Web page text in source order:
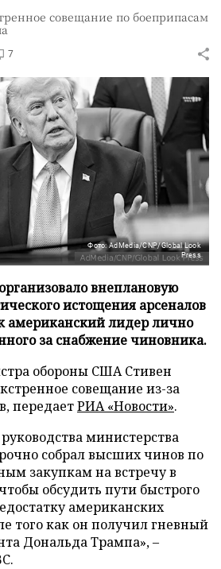
совещание по боеприпасам
7
Фото: AdMedia/CNP/Global Look
Press
внеплановую
истощения арсеналов
американский лидер лично
за снабжение чиновника.
обороны США Стивен
совещание из-за
передаетРИА «Новости».
министерства
собрал высших чинов по
закупкам на встречу в
обсудить пути быстрого
американских
того как он получил гневный
Дональда Трампа», –